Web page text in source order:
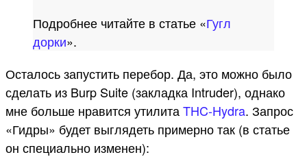
Подробнее читайте в статье «Гугл
дорки».
Осталось запустить перебор. Да, это можно было
сделать из Burp Suite (закладка Intruder), однако
мне больше нравится утилитаTHC-Hydra. Запрос
«Гидры» будет выглядеть примерно так (в статье
он специально изменен):